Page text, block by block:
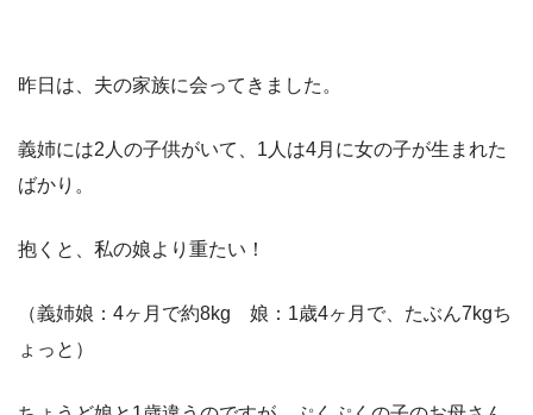
昨日は、夫の家族に会ってきました。
義姉には2人の子供がいて、1人は4月に女の子が生まれた
ばかり。
抱くと、私の娘より重たい！
（義姉娘：4ヶ月で約8kg 娘：1歳4ヶ月で、たぶん7kgち
ょっと）